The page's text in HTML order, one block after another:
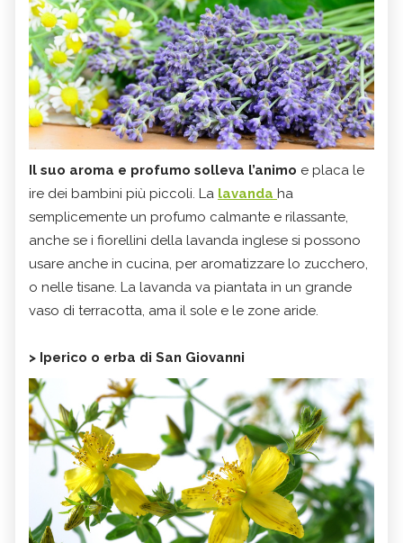
Il suo aroma e profumo solleva l’animo e placa le
ire dei bambini più piccoli. La lavanda ha
semplicemente un profumo calmante e rilassante,
anche se i fiorellini della lavanda inglese si possono
usare anche in cucina, per aromatizzare lo zucchero,
o nelle tisane. La lavanda va piantata in un grande
vaso di terracotta, ama il sole e le zone aride.
> Iperico o erba di San Giovanni